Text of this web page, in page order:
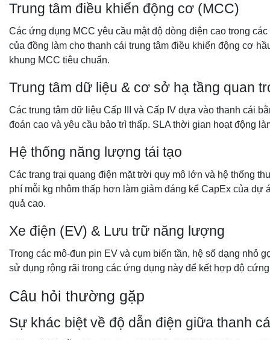
Trung tâm điều khiển động cơ (MCC)
Các ứng dụng MCC yêu cầu mật độ dòng điện cao trong
của đồng làm cho thanh cái trung tâm điều khiển động cơ
khung MCC tiêu chuẩn.
Trung tâm dữ liệu & cơ sở hạ tầng quan
Các trung tâm dữ liệu Cấp III và Cấp IV dựa vào thanh cái
đoán cao và yêu cầu bảo trì thấp. SLA thời gian hoạt động
Hệ thống năng lượng tái tạo
Các trang trại quang điện mặt trời quy mô lớn và hệ thống
phí mỗi kg nhôm thấp hơn làm giảm đáng kể CapEx của
quả cao.
Xe điện (EV) & Lưu trữ năng lượng
Trong các mô-đun pin EV và cụm biến tần, hệ số dạng nhỏ
sử dụng rộng rãi trong các ứng dụng này để kết hợp độ
Câu hỏi thường gặp
Sự khác biệt về độ dẫn điện giữa thanh